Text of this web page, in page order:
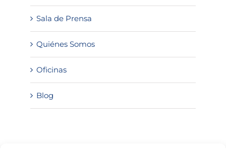
Sala de Prensa
Quiénes Somos
Oficinas
Blog